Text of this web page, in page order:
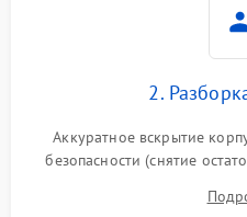
2.
Аккуратное вскрытие
безопасности (снятие
и кистей для